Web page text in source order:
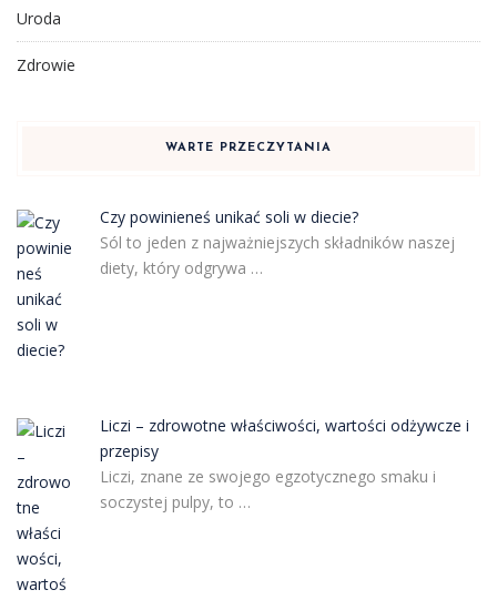
Uroda
Zdrowie
WARTE PRZECZYTANIA
Czy powinieneś unikać soli w diecie?
Sól to jeden z najważniejszych składników naszej
diety, który odgrywa …
Liczi – zdrowotne właściwości, wartości odżywcze i
przepisy
Liczi, znane ze swojego egzotycznego smaku i
soczystej pulpy, to …